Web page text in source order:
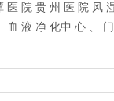
医 院 贵 州 医 院 风
血 液 净 化中 心 、 门